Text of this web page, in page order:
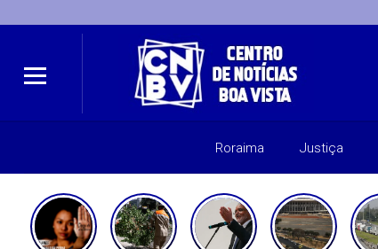
Roraima Justiça